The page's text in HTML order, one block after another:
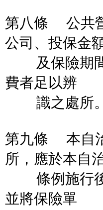
第八條 公共
公司、投保金
及保險期間
費者足以辨
識之處所。
第九條 本自
所，應於本自
條例施行後
並將保險單